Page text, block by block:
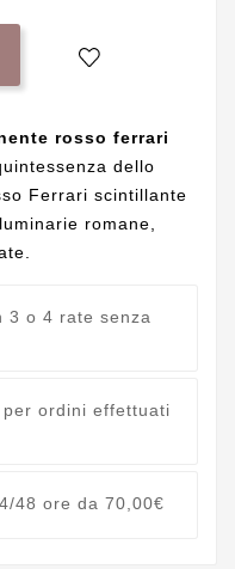
rosso ferrari
dello
Ferrari scintillante
romane,
3 o 4 rate senza
ordini effettuati
48 ore da 70,00€